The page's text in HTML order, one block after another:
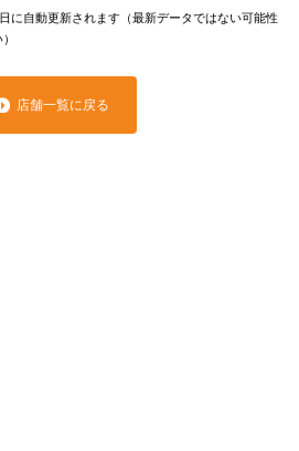
に自動更新されます（最新データではない可能性
店舗一覧に戻る